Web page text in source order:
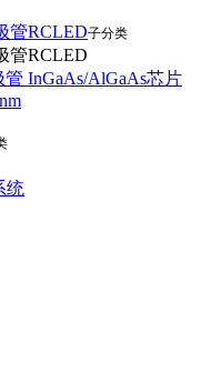
管RCLED子分类
管RCLED
InGaAs/AlGaAs芯片
统